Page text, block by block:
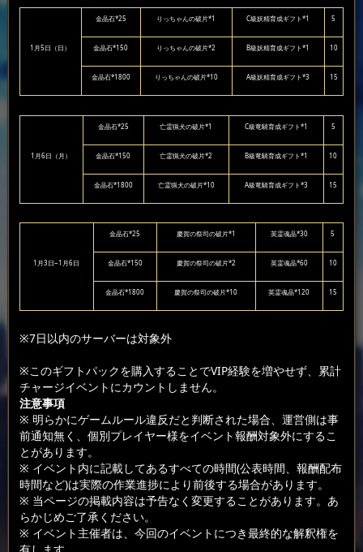
1月5日（日）
金晶石*25 りっちゃんの破片*1 C級妖精育成ギフト*1 5
金晶石*150 りっちゃんの破片*2 B級妖精育成ギフト*1 10
金晶石*1800 りっちゃんの破片*10 A級妖精育成ギフト*3 15
1月6日（月）
金晶石*25 亡霊猟犬の破片*1 C級竜騎育成ギフト*1 5
金晶石*150 亡霊猟犬の破片*2 B級竜騎育成ギフト*1 10
金晶石*1800 亡霊猟犬の破片*10 A級竜騎育成ギフト*3 15
1月3日~1月6日
金晶石*25 慶賀の祭司の破片*1 英霊魂晶*30 5
金晶石*150 慶賀の祭司の破片*2 英霊魂晶*60 10
金晶石*1800 慶賀の祭司の破片*10 英霊魂晶*120 15
※7日以内のサーバーは対象外
※このギフトパックを購入することでVIP経験を増やせず、累計
チャージイベントにカウントしません。
注意事項
※ 明らかにゲームルール違反だと判断された場合、運営側は事
前通知無く、個別プレイヤー様をイベント報酬対象外にするこ
とがあります。
※ イベント内に記載してあるすべての時間(公表時間、報酬配布
時間など)は実際の作業進捗により前後する場合があります。
※ 当ページの掲載内容は予告なく変更することがあります。あ
らかじめご了承ください。
※ イベント主催者は、今回のイベントにつき最終的な解釈権を